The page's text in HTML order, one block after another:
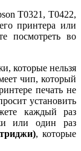
T0321, T0422,
принтера или
посмотреть во
которые нельзя
чип, который
печать не
установить
каждый раз
или один раз
, которые